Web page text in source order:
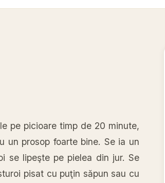
pe picioare timp de 20 minute,
un prosop foarte bine. Se ia un
se lipeşte pe pielea din jur. Se
pisat cu puţin săpun sau cu